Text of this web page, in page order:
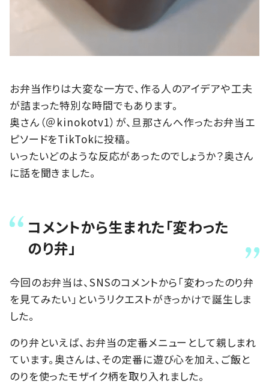
お弁当作りは大変な一方で、作る人のアイデアや工夫
が詰まった特別な時間でもあります。
奥さん（＠kinokotv1）が、旦那さんへ作ったお弁当エ
ピソードをTikTokに投稿。
いったいどのような反応があったのでしょうか？奥さん
に話を聞きました。
コメントから生まれた「変わった
のり弁」
今回のお弁当は、SNSのコメントから「変わったのり弁
を見てみたい」というリクエストがきっかけで誕生しま
した。
のり弁といえば、お弁当の定番メニューとして親しまれ
ています。奥さんは、その定番に遊び心を加え、ご飯と
のりを使ったモザイク柄を取り入れました。